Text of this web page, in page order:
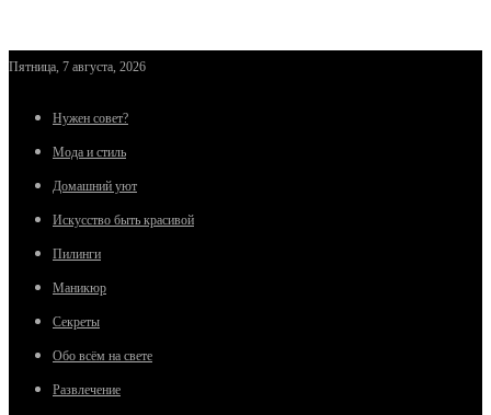
Пятница, 7 августа, 2026
Нужен совет?
Мода и стиль
Домашний уют
Искусство быть красивой
Пилинги
Маникюр
Секреты
Обо всём на свете
Развлечение